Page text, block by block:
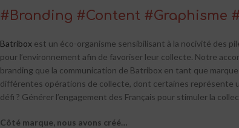
#Branding #Content #Graphisme
Batriboxest un éco-organisme sensibilisant à la nocivité des
pour l’environnement afin de favoriser leur collecte. Notre
branding que la communication de Batribox en tant que marque
différentes opérations de collecte, dont certaines représente
défi ? Générer l’engagement des Français pour stimuler la
Côté marque, nous avons créé…